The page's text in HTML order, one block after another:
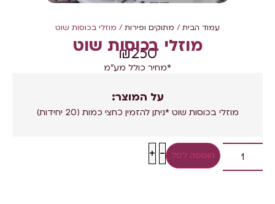
עמוד הבית/ מתוקים ופירות/ מוזלי בכוסות שוט
מוזלי בכוסות שוט
₪250
*מחיר כולל מע"מ
על המוצר:
מוזלי בכוסות שוט *ניתן להזמין כחצי כמות (20 יחידות)
-
+ הוספה לסל